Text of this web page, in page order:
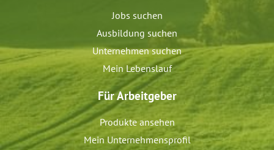
Jobs suchen
Ausbildung suchen
Unternehmen suchen
Mein Lebenslauf
Für Arbeitgeber
Produkte ansehen
Mein Unternehmensprofil